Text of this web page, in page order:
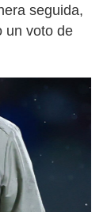
seguida,
un voto de